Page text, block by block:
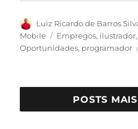
Autor
Luiz Ricardo de Barros
Mobile
Tags
Empregos, ilustrador,
Oportunidades, programador
POSTS